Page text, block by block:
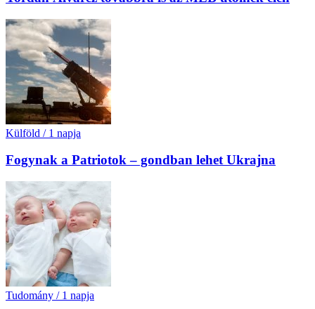
Külföld / 1 napja
Fogynak a Patriotok – gondban lehet Ukrajna
Tudomány / 1 napja